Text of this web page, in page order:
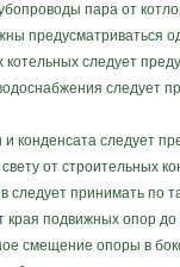
пара от
предусматриваться
следует
следует
конденсата следует
от строительных
следует принимать по
подвижных опор до
смещение опоры в